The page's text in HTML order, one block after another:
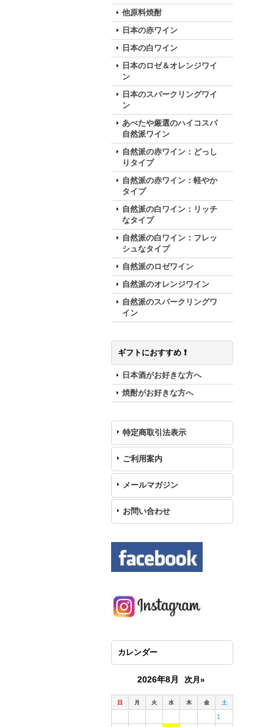
他原料焼酎
日本の赤ワイン
日本の白ワイン
日本のロゼ＆オレンジワイ
ン
日本のスパークリングワイ
ン
あべたや厳選のハイコスパ
自然派ワイン
自然派の赤ワイン：どっし
りタイプ
自然派の赤ワイン：軽やか
タイプ
自然派の白ワイン：リッチ
なタイプ
自然派の白ワイン：フレッ
シュなタイプ
自然派のロゼワイン
自然派のオレンジワイン
自然派のスパークリングワ
イン
ギフトにおすすめ ❗️
日本酒がお好きな方へ
焼酎がお好きな方へ
特定商取引法表示
ご利用案内
メールマガジン
お問い合わせ
カレンダー
2026年8月 次月»
日 月 火 水 木 金 土
1